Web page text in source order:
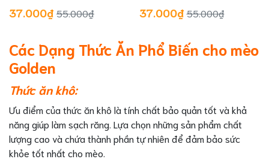
37.000₫ 55.000₫
37.000₫ 55.000₫
Các Dạng Thức Ăn Phổ Biến cho mèo
Golden
Thức ăn khô:
Ưu điểm của thức ăn khô là tính chất bảo quản tốt và khả
năng giúp làm sạch răng. Lựa chọn những sản phẩm chất
lượng cao và chứa thành phần tự nhiên để đảm bảo sức
khỏe tốt nhất cho mèo.